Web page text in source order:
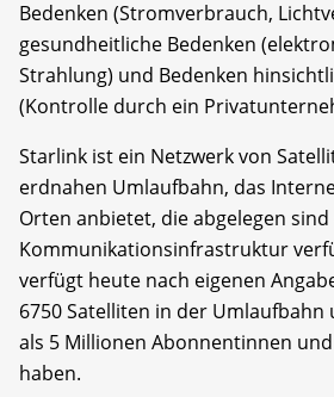
Bedenken (Stromverbrauch,
gesundheitliche Bedenken
Strahlung) und Bedenken
(Kontrolle durch ein
Starlink ist ein Netzwerk von
erdnahen Umlaufbahn, das
Orten anbietet, die abgelegen
Kommunikationsinfrastruktur
verfügt heute nach eigenen
6750 Satelliten in der
als 5 Millionen Abonnentinnen
haben.